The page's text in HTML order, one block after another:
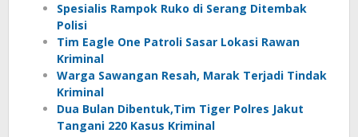
Spesialis Rampok Ruko di Serang Ditembak
Polisi
Tim Eagle One Patroli Sasar Lokasi Rawan
Kriminal
Warga Sawangan Resah, Marak Terjadi Tindak
Kriminal
Dua Bulan Dibentuk,Tim Tiger Polres Jakut
Tangani 220 Kasus Kriminal